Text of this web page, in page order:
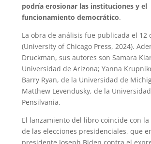
podría erosionar las instituciones y el
funcionamiento democrático.
La obra de análisis fue publicada el 12
(University of Chicago Press, 2024).
Druckman, sus autores son Samara
Universidad de Arizona; Yanna
Barry Ryan, de la Universidad de
Matthew Levendusky, de la
Pensilvania.
El lanzamiento del libro coincide con
de las elecciones presidenciales, que
presidente Joseph Biden contra el